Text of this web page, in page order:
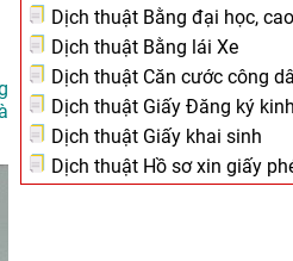
Dịch thuật Bằng đại học,
Dịch thuật Bằng lái Xe
Dịch thuật Căn cước công
Dịch thuật Giấy Đăng ký
Dịch thuật Giấy khai sinh
Dịch thuật Hồ sơ xin giấy